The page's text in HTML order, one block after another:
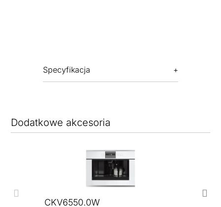
Specyfikacja
Dodatkowe akcesoria
CKV6550.0W